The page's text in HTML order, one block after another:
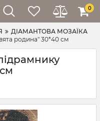
0
ДІАМАНТОВА МОЗАЇКА
родина" 30*40 см